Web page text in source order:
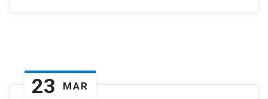
23 MAR